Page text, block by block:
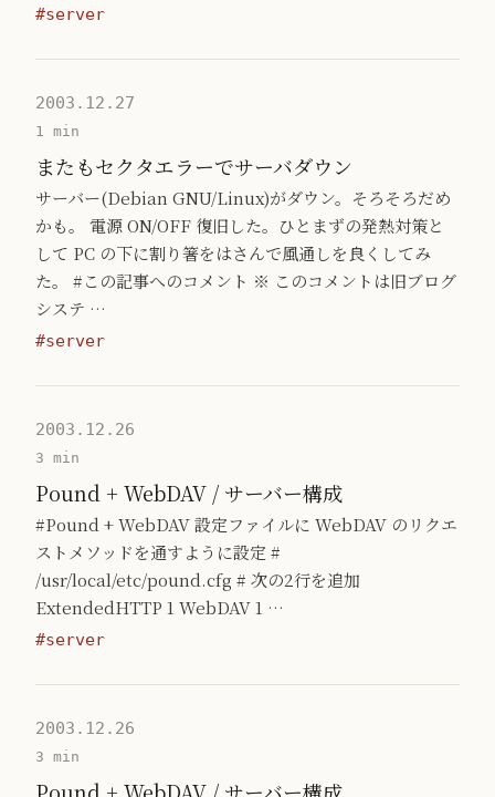
#server
2003.12.27
1 min
またもセクタエラーでサーバダウン
サーバー(Debian GNU/Linux)がダウン。そろそろだめ
かも。 電源 ON/OFF 復旧した。ひとまずの発熱対策と
して PC の下に割り箸をはさんで風通しを良くしてみ
た。 #この記事へのコメント ※ このコメントは旧ブログ
システ …
#server
2003.12.26
3 min
Pound + WebDAV / サーバー構成
#Pound + WebDAV 設定ファイルに WebDAV のリクエ
ストメソッドを通すように設定 #
/usr/local/etc/pound.cfg # 次の2行を追加
ExtendedHTTP 1 WebDAV 1 …
#server
2003.12.26
3 min